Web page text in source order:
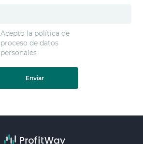
Acepto la política de
proceso de datos
personales
Enviar